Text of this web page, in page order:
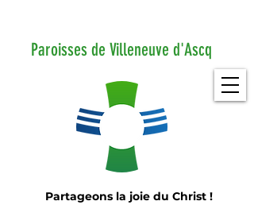
Paroisses de Villeneuve d'Ascq
Partageons la joie du Christ !